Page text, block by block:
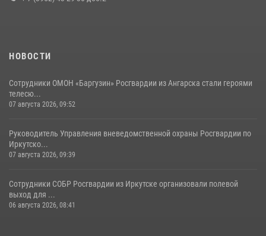
НОВОСТИ
Сотрудники ОМОН «Баргузин» Росгвардии из Ангарска стали героями
телесю...
07 августа 2026, 09:52
Руководитель Управления вневедомственной охраны Росгвардии по
Иркутско...
07 августа 2026, 09:39
Сотрудники СОБР Росгвардии из Иркутске организовали полевой
выход для ...
06 августа 2026, 08:41